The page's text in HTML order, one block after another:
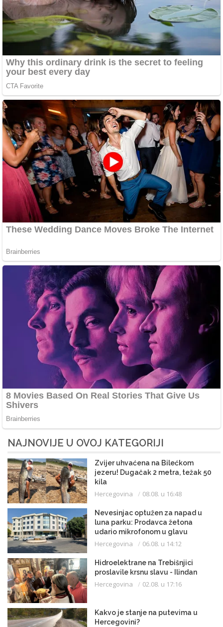
NAJNOVIJE U OVOJ KATEGORIJI
Zvijer uhvaćena na Bilećkom
jezeru! Dugačak 2 metra, težak 50
kila
Hercegovina 08.08. u 16:48
Nevesinjac optužen za napad u
luna parku: Prodavca žetona
udario mikrofonom u glavu
Hercegovina 06.08. u 14:12
Hidroelektrane na Trebišnjici
proslavile krsnu slavu - Ilindan
Hercegovina 02.08. u 17:16
Kakvo je stanje na putevima u
Hercegovini?